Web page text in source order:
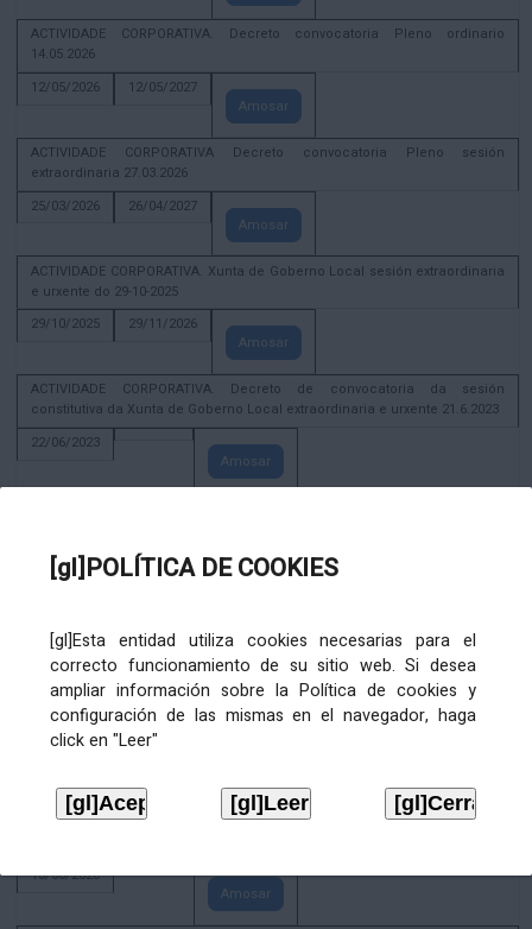
[gl]POLÍTICA DE COOKIES
[gl]Esta entidad utiliza cookies necesarias para el
correcto funcionamiento de su sitio web. Si desea
ampliar información sobre la Política de cookies y
configuración de las mismas en el navegador, haga
click en "Leer"
ACTIVIDADE CORPORATIVA. Decreto convocatoria Pleno ordinario
14.05.2026
12/05/2026
12/05/2027
Amosar
ACTIVIDADE CORPORATIVA Decreto convocatoria Pleno sesión
extraordinaria 27.03.2026
25/03/2026
26/04/2027
Amosar
ACTIVIDADE CORPORATIVA. Xunta de Goberno Local sesión extraordinaria
e urxente do 29-10-2025
29/10/2025
29/11/2026
Amosar
ACTIVIDADE CORPORATIVA. Decreto de convocatoria da sesión
constitutiva da Xunta de Goberno Local extraordinaria e urxente 21.6.2023
22/06/2023
Amosar
Amosar
28/12/2020
Amosar
ACTIVIDADE CORPORATIVA. Extracto do Pleno ordinario de data 2.7.2020
ACTIVIDADE CORPORATIVA. Extracto da Xunta de Goberno Local de 17 de
18/06/2020
Amosar